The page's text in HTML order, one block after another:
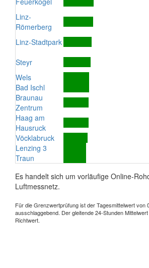
Linz-
Römerberg
Linz-Stadtpark
Steyr
Wels
Bad Ischl
Braunau
Zentrum
Haag am
Hausruck
Vöcklabruck
Lenzing 3
Traun
Es handelt sich um vorläufige Online-
Luftmessnetz.
Für die Grenzwertprüfung ist der Tagesmittelwert von
ausschlaggebend. Der gleitende 24-Stunden
Richtwert.